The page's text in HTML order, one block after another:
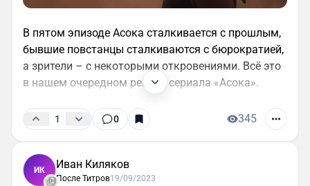
В пятом эпизоде Асока сталкивается с прошлым,
бывшие повстанцы сталкиваются с бюрократией,
а зрители – с некоторыми откровениями. Всё это
в нашем очередном рекапе сериала «Асока».
1 0 345
ИК Иван Киляков
После Титров19/09/2023